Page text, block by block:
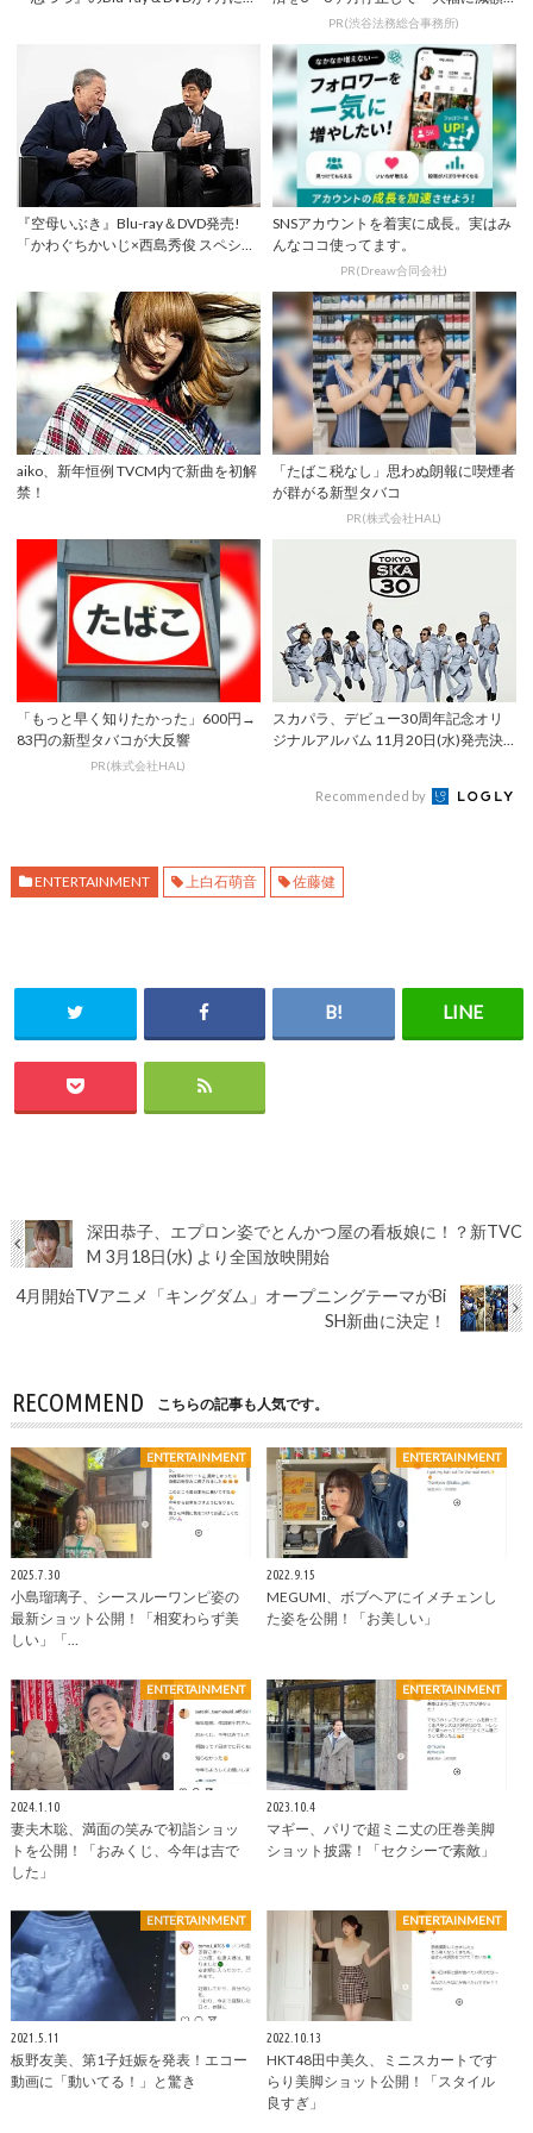
してから返済...PR(渋谷法務総合事務所)
『空母いぶき』Blu-ray＆DVD発売!
「かわぐちかいじ×西島秀俊 スペシャ
SNSアカウントを着実に成長。実はみ
んなココ使ってます。
PR(Dreaw合同会社)
aiko、新年恒例 TVCM内で新曲を初解
禁！
「たばこ税なし」思わぬ朗報に喫煙者
が群がる新型タバコ
PR(株式会社HAL)
「もっと早く知りたかった」600円→
83円の新型タバコが大反響
PR(株式会社HAL)
スカパラ、デビュー30周年記念オリ
ジナルアルバム 11月20日(水)発売決
Recommended by
ENTERTAINMENT 上白石萌音 佐藤健
深田恭子、エプロン姿でとんかつ屋の看板娘に！？新TVC
M 3月18日(水) より全国放映開始
4月開始TVアニメ「キングダム」オープニングテーマがBi
SH新曲に決定！
RECOMMEND こちらの記事も人気です。
ENTERTAINMENT
2025.7.30
小島瑠璃子、シースルーワンピ姿の
最新ショット公開！「相変わらず美
しい」「…
ENTERTAINMENT
2022.9.15
MEGUMI、ボブヘアにイメチェンし
た姿を公開！「お美しい」
ENTERTAINMENT
2024.1.10
妻夫木聡、満面の笑みで初詣ショッ
トを公開！「おみくじ、今年は吉で
した」
ENTERTAINMENT
2023.10.4
マギー、パリで超ミニ丈の圧巻美脚
ショット披露！「セクシーで素敵」
ENTERTAINMENT
2021.5.11
板野友美、第1子妊娠を発表！エコー
動画に「動いてる！」と驚き
ENTERTAINMENT
2022.10.13
HKT48田中美久、ミニスカートです
らり美脚ショット公開！「スタイル
良すぎ」